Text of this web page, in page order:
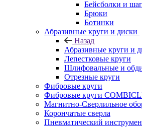
Бейсболки и
Брюки
Ботинки
Абразивные круги и диски
Назад
Абразивные круги и
Лепестковые круги
Шлифовальные и
Отрезные круги
Фибровые круги
Фибровые круги
Магнитно-Сверлильное
Корончатые сверла
Пневматический